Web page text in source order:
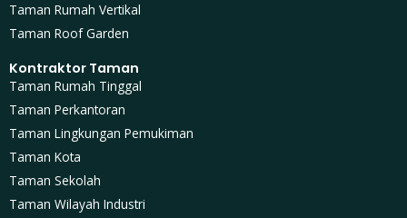
Taman Rumah Vertikal
Taman Roof Garden
Kontraktor Taman
Taman Rumah Tinggal
Taman Perkantoran
Taman Lingkungan Pemukiman
Taman Kota
Taman Sekolah
Taman Wilayah Industri